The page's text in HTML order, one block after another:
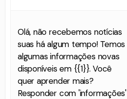
Olá, não recebemos notícias
suas há algum tempo! Temos
algumas informações novas
disponíveis em {{1}}. Você
quer aprender mais?
Responder com 'informações'